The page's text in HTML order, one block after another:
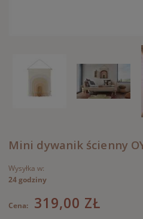
Mini dywanik ścienny
Wysyłka w:
24 godziny
Cena: 319,00 ZŁ